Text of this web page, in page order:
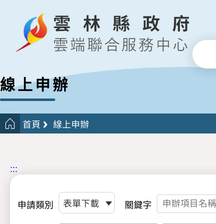
線上申辦
首頁 線上申辦
:::
申請類別 關鍵字